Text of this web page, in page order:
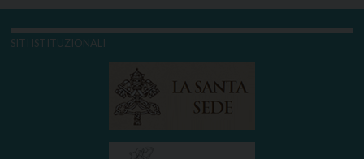
SITI ISTITUZIONALI